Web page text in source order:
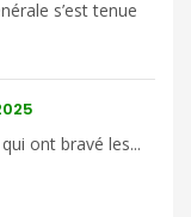
s’est tenue
ont bravé les...